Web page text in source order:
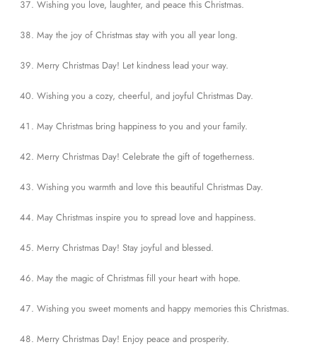
Wishing you love, laughter, and peace this Christmas.
May the joy of Christmas stay with you all year long.
Merry Christmas Day! Let kindness lead your way.
Wishing you a cozy, cheerful, and joyful Christmas Day.
May Christmas bring happiness to you and your family.
Merry Christmas Day! Celebrate the gift of togetherness.
Wishing you warmth and love this beautiful Christmas Day.
May Christmas inspire you to spread love and happiness.
Merry Christmas Day! Stay joyful and blessed.
May the magic of Christmas fill your heart with hope.
Wishing you sweet moments and happy memories this Christmas.
Merry Christmas Day! Enjoy peace and prosperity.